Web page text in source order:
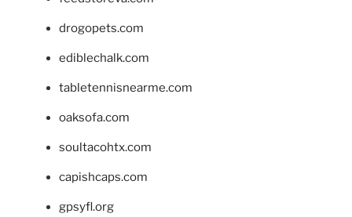
drogopets.com
ediblechalk.com
tabletennisnearme.com
oaksofa.com
soultacohtx.com
capishcaps.com
gpsyfl.org